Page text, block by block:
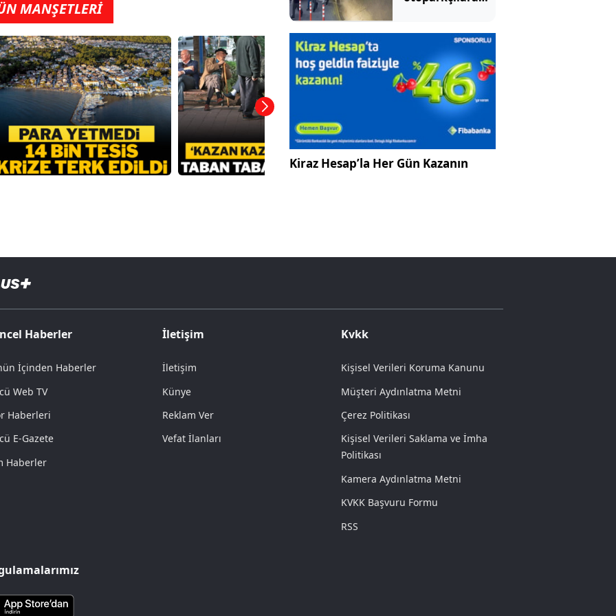
MANŞETLERİ
gözaltı
Kiraz Hesap’la Her Gün Kazanın
Haberler
İçinden Haberler
Web TV
Haberleri
E-Gazete
Haberler
İletişim
İletişim
Künye
Reklam Ver
Vefat İlanları
Kvkk
Kişisel Verileri Koruma Kanunu
Müşteri Aydınlatma Metni
Çerez Politikası
Kişisel Verileri Saklama ve İmha
Politikası
Kamera Aydınlatma Metni
KVKK Başvuru Formu
RSS